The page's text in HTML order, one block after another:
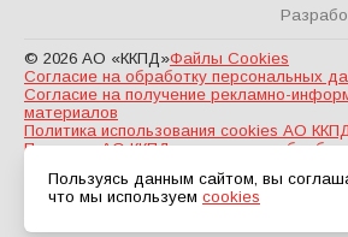
Пользуясь данным сайтом, вы
что мы используем cookies
© 2026 АО «ККПД»Файлы Cookies
Согласие на обработку персональных
Согласие на получение рекламно-
материалов
Политика использования cookies АО ККПД
Политика АО ККПД в отношении